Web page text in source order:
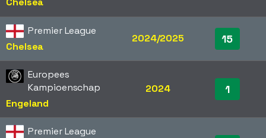
Premier League
Chelsea
2024/2025 15
Europees
Kampioenschap
Engeland
2024 1
Premier League